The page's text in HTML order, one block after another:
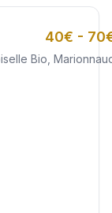
40€ -
Bio,